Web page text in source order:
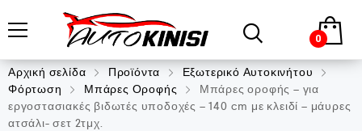
0
Αρχική σελίδα Προϊόντα
Εξωτερικό Αυτοκινήτου
Φόρτωση
Μπάρες Οροφής
Μπάρες οροφής – για
εργοστασιακές βιδωτές υποδοχές – 140 cm με κλειδί – μάυρες
ατσάλι- σετ 2τμχ.